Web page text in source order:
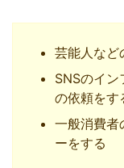
芸能人など
SNSのイ
の依頼をす
一般消費者
ーをする